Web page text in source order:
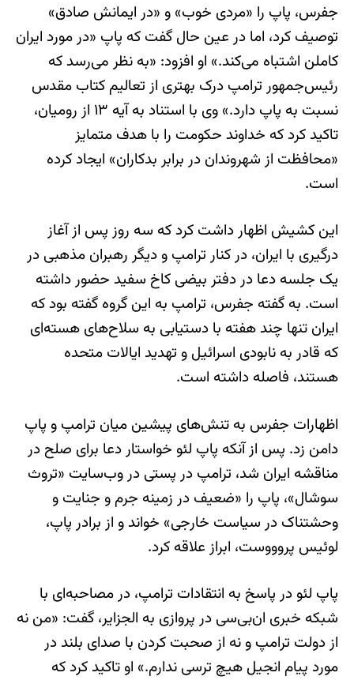
جفرس، پاپ را «مردی خوب» و «در ایمانش صادق»
توصیف کرد، اما در عین حال گفت که پاپ «در مورد ایران
کاملن اشتباه می‌کند.» او افزود: «به نظر می‌رسد که
رئیس‌جمهور ترامپ درک بهتری از تعالیم کتاب مقدس
نسبت به پاپ دارد.» وی با استناد به آیه ۱۳ از رومیان،
تاکید کرد که خداوند حکومت را با هدف متمایز
«محافظت از شهروندان در برابر بدکاران» ایجاد کرده
است.
این کشیش اظهار داشت کرد که سه روز پس از آغاز
درگیری با ایران، در کنار ترامپ و دیگر رهبران مذهبی در
یک جلسه دعا در دفتر بیضی کاخ سفید حضور داشته
است. به گفته جفرس، ترامپ به این گروه گفته بود که
ایران تنها چند هفته با دستیابی به سلاح‌های هسته‌ای
که قادر به نابودی اسرائیل و تهدید ایالات متحده
هستند، فاصله داشته است.
اظهارات جفرس به تنش‌های پیشین میان ترامپ و پاپ
دامن زد. پس از آنکه پاپ لئو خواستار دعا برای صلح در
مناقشه ایران شد، ترامپ در پستی در وب‌سایت «تروث
سوشال»، پاپ را «ضعیف در زمینه جرم و جنایت و
وحشتناک در سیاست خارجی» خواند و از برادر پاپ،
لوئیس پروووست، ابراز علاقه کرد.
پاپ لئو در پاسخ به انتقادات ترامپ، در مصاحبه‌ای با
شبکه خبری ان‌بی‌سی در پروازی به الجزایر، گفت: «من نه
از دولت ترامپ و نه از صحبت کردن با صدای بلند در
مورد پیام انجیل هیچ ترسی ندارم.» او تاکید کرد که